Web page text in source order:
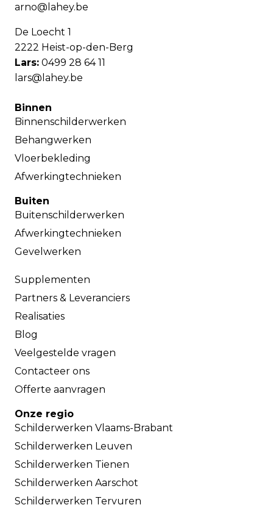
arno@lahey.be
De Loecht 1
2222 Heist-op-den-Berg
Lars: 0499 28 64 11
lars@lahey.be
Binnen
Binnenschilderwerken
Behangwerken
Vloerbekleding
Afwerkingtechnieken
Buiten
Buitenschilderwerken
Afwerkingtechnieken
Gevelwerken
Supplementen
Partners & Leveranciers
Realisaties
Blog
Veelgestelde vragen
Contacteer ons
Offerte aanvragen
Onze regio
Schilderwerken Vlaams-Brabant
Schilderwerken Leuven
Schilderwerken Tienen
Schilderwerken Aarschot
Schilderwerken Tervuren